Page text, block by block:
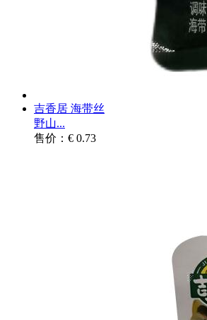
吉香居 海带丝
野山...
售价：€ 0.73